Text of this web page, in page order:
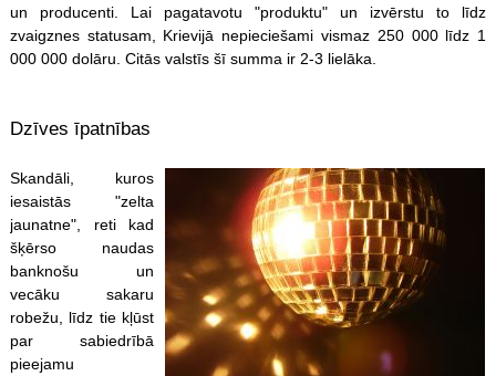
un producenti. Lai pagatavotu "produktu" un izvērstu to līdz
zvaigznes statusam, Krievijā nepieciešami vismaz 250 000 līdz 1
000 000 dolāru. Citās valstīs šī summa ir 2-3 lielāka.
Dzīves īpatnības
Skandāli, kuros
iesaistās "zelta
jaunatne", reti kad
šķērso naudas
banknošu un
vecāku sakaru
robežu, līdz tie kļūst
par sabiedrībā
pieejamu